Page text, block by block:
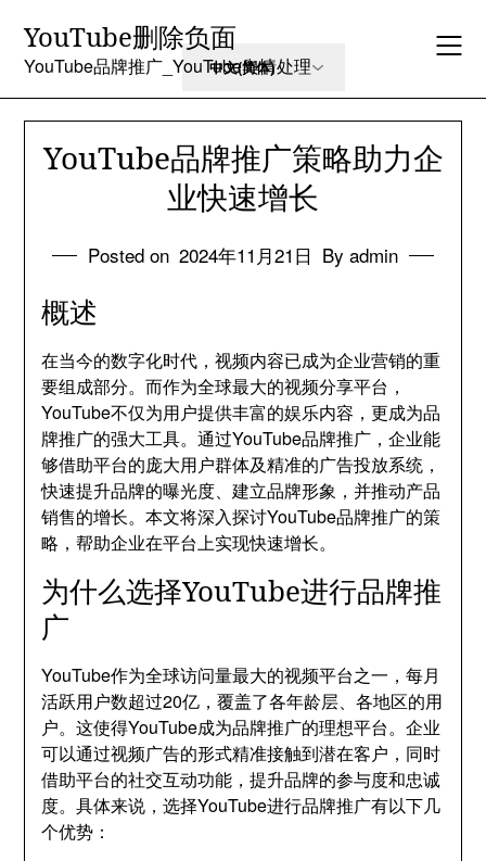
content
YouTube删除负面
YouTube品牌推广_YouTube舆情处理
YouTube品牌推广策略助力企
业快速增长
Posted on 2024年11月21日 By admin
概述
在当今的数字化时代，视频内容已成为企业营销的重
要组成部分。而作为全球最大的视频分享平台，
YouTube不仅为用户提供丰富的娱乐内容，更成为品
牌推广的强大工具。通过YouTube品牌推广，企业能
够借助平台的庞大用户群体及精准的广告投放系统，
快速提升品牌的曝光度、建立品牌形象，并推动产品
销售的增长。本文将深入探讨YouTube品牌推广的策
略，帮助企业在平台上实现快速增长。
为什么选择YouTube进行品牌推
广
YouTube作为全球访问量最大的视频平台之一，每月
活跃用户数超过20亿，覆盖了各年龄层、各地区的用
户。这使得YouTube成为品牌推广的理想平台。企业
可以通过视频广告的形式精准接触到潜在客户，同时
借助平台的社交互动功能，提升品牌的参与度和忠诚
度。具体来说，选择YouTube进行品牌推广有以下几
个优势：